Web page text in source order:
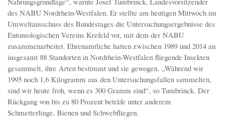
des NABU Nordrhein-Westfalen. Er stellte am heutigen Mittwoch im
Umweltausschuss des Bundestages die Untersuchungsergebnisse des
Entomologischen Vereins Krefeld vor, mit dem der NABU
zusammenarbeitet. Ehrenamtliche hatten zwischen 1989 und 2014 an
insgesamt 88 Standorten in Nordrhein-Westfalen fliegende Insekten
gesammelt, ihre Arten bestimmt und sie gewogen. „Während wir
1995 noch 1,6 Kilogramm aus den Untersuchungsfallen sammelten,
sind wir heute froh, wenn es 300 Gramm sind“, so Tumbrinck. Der
Rückgang von bis zu 80 Prozent beträfe unter anderem
Schmetterlinge, Bienen und Schwebfliegen.